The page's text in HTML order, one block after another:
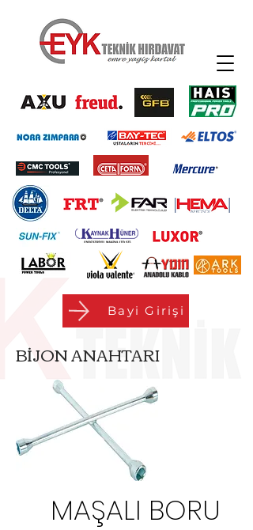
Bayi Girişi
BİJON ANAHTARI
MAŞALI BORU